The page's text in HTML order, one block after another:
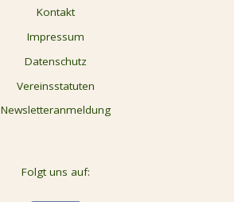
Kontakt
Impressum
Datenschutz
Vereinsstatuten
Newsletteranmeldung
Folgt uns auf: